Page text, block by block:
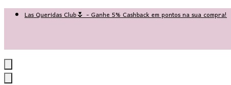
Las Queridas Club🌷 - Ganhe 5% Cashback em pontos na sua compra!